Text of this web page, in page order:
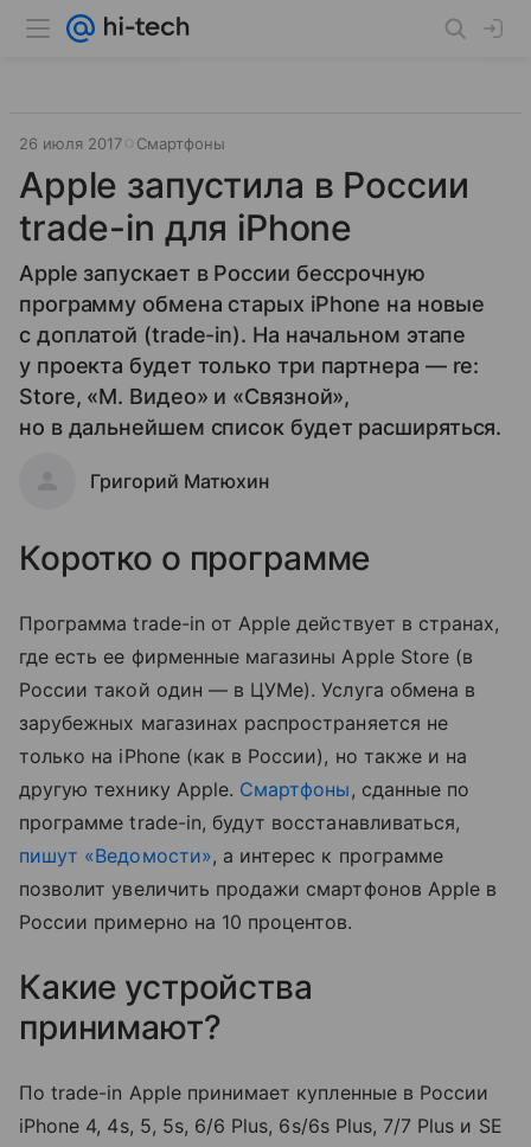
26 июля 2017 Смартфоны
Apple запустила в России
trade-in для iPhone
Apple запускает в России бессрочную
программу обмена старых iPhone на новые
с доплатой (trade-in). На начальном этапе
у проекта будет только три партнера — re:
Store, «М. Видео» и «Связной»,
но в дальнейшем список будет расширяться.
Григорий Матюхин
Коротко о программе
Программа trade-in от Apple действует в странах,
где есть ее фирменные магазины Apple Store (в
России такой один — в ЦУМе). Услуга обмена в
зарубежных магазинах распространяется не
только на iPhone (как в России), но также и на
другую технику Apple. Смартфоны, сданные по
программе trade-in, будут восстанавливаться,
пишут «Ведомости», а интерес к программе
позволит увеличить продажи смартфонов Apple в
России примерно на 10 процентов.
Какие устройства
принимают?
По trade-in Apple принимает купленные в России
iPhone 4, 4s, 5, 5s, 6/6 Plus, 6s/6s Plus, 7/7 Plus и SE